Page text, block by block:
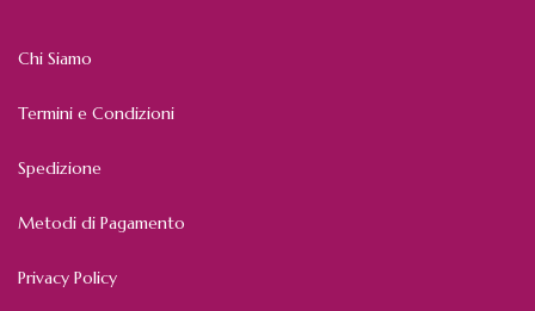
Chi Siamo
Termini e Condizioni
Spedizione
Metodi di Pagamento
Privacy Policy